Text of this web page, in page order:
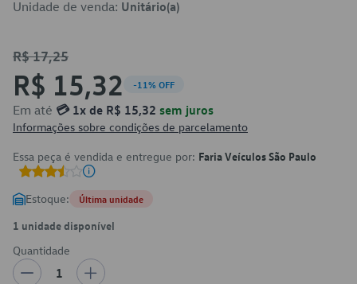
Unidade de venda: Unitário(a)
R$ 17,25
R$ 15,32 -11% OFF
Em até 💳 1x de R$ 15,32 sem juros
Informações sobre condições de parcelamento
Essa peça é vendida e entregue por: Faria Veículos São Paulo
Estoque: Última unidade
1 unidade disponível
Quantidade
1